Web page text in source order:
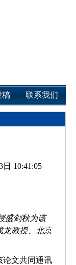
稿 联系我们
日 10:41:05
盛剑秋为该
龙教授、北京
论文共同通讯